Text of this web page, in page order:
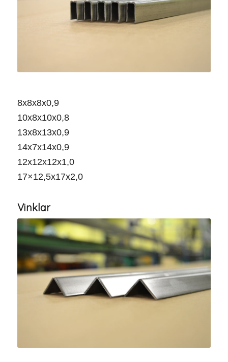
13x8x13
8x8x8x0,9
10x8x10x0,8
13x8x13x0,9
14x7x14x0,9
12x12x12x1,0
17×12,5x17x2,0
Vinklar
20x20x1,5